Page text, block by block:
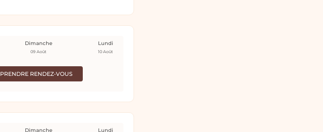
PRENDRE RENDEZ-VOUS
Dimanche
09 Août
Lundi
10 Août
Dimanche Lundi